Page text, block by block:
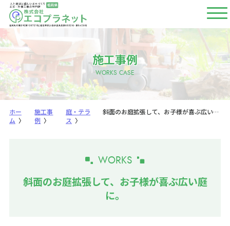
施工プラン
エコプラネットの強み
施工事例
よくあるご質問
会社概要
施工事例
WORKS CASE
ホー
ム
施工事
例
庭・テラ
ス
斜面のお庭拡張して、お子様が喜ぶ広い庭に。
WORKS
斜面のお庭拡張して、お子様が喜ぶ広い庭
に。